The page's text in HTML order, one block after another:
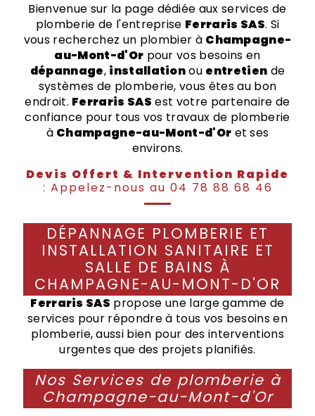
Bienvenue sur la page dédiée aux services de
plomberie de l'entreprise Ferraris SAS. Si
vous recherchez un plombier à Champagne-
au-Mont-d'Or pour vos besoins en
dépannage, installationou entretien de
systèmes de plomberie, vous êtes au bon
endroit. Ferraris SAS est votre partenaire de
confiance pour tous vos travaux de plomberie
à Champagne-au-Mont-d'Or et ses
environs.
Devis Offert & Intervention Rapide
: Appelez-nous au 04 78 88 68 46
DÉPANNAGE PLOMBERIE ET
INSTALLATION SANITAIRE ET
SALLE DE BAINS À
CHAMPAGNE-AU-MONT-D'OR
Ferraris SAS propose une large gamme de
services pour répondre à tous vos besoins en
plomberie, aussi bien pour des interventions
urgentes que des projets planifiés.
Nos Services de plomberie à
Champagne-au-Mont-d'Or